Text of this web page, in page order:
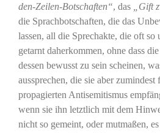
den-Zeilen-Botschaften“, das „Gift
die Sprachbotschaften, die das
lassen, all die Sprechakte, die oft
getarnt daherkommen, ohne dass
dessen bewusst zu sein scheinen,
aussprechen, die sie aber zumindest
propagierten Antisemitismus
wenn sie ihn letztlich mit dem
nicht so gemeint, oder mutmaßen,